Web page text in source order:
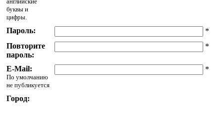
буквы и
цифры.
Пароль:
*
Повторите
пароль:
*
E-Mail:
По умолчанию
не публикуется
*
Город: